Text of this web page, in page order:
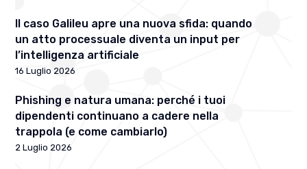
Il caso Galileu apre una nuova sfida: quando
un atto processuale diventa un input per
l’intelligenza artificiale
16 Luglio 2026
Phishing e natura umana: perché i tuoi
dipendenti continuano a cadere nella
trappola (e come cambiarlo)
2 Luglio 2026